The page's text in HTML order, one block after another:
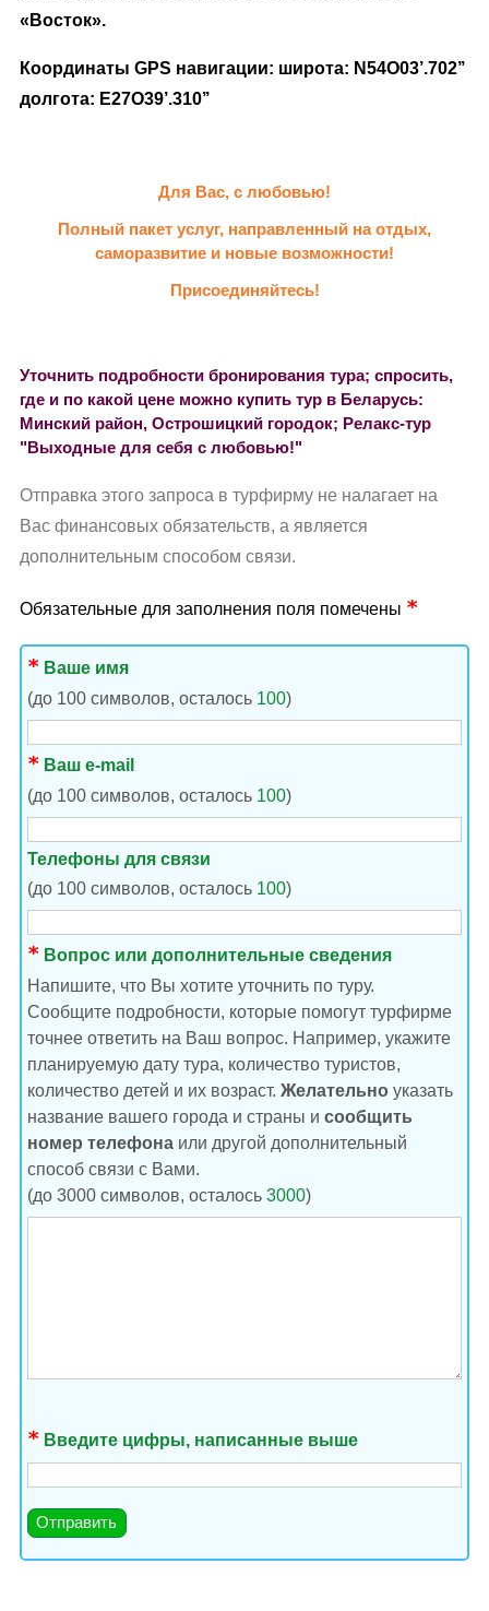
«Восток».
Координаты GPS навигации: широта: N54O03’.702’’
долгота: Е27O39’.310’’
Для Вас, с любовью!
Полный пакет услуг, направленный на отдых,
саморазвитие и новые возможности!
Присоединяйтесь!
Уточнить подробности бронирования тура; спросить,
где и по какой цене можно купить тур в Беларусь:
Минский район, Острошицкий городок; Релакс-тур
"Выходные для себя с любовью!"
Отправка этого запроса в турфирму не налагает на
Вас финансовых обязательств, а является
дополнительным способом связи.
Обязательные для заполнения поля помечены
Ваше имя
(до 100 символов, осталось 100)
Ваш e-mail
(до 100 символов, осталось 100)
Телефоны для связи
(до 100 символов, осталось 100)
Вопрос или дополнительные сведения
Напишите, что Вы хотите уточнить по туру.
Сообщите подробности, которые помогут турфирме
точнее ответить на Ваш вопрос. Например, укажите
планируемую дату тура, количество туристов,
количество детей и их возраст. Желательно указать
название вашего города и страны и сообщить
номер телефона или другой дополнительный
способ связи с Вами.
(до 3000 символов, осталось 3000)
Введите цифры, написанные выше